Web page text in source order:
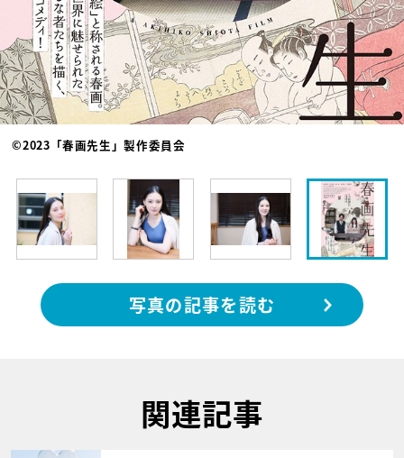
©2023「春画先生」製作委員会
写真の記事を読む
関連記事